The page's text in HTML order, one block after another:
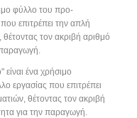
φύλλο του προ-
επιτρέπει την απλή
τον ακριβή αριθμό
ένα χρήσιμο
εργασίας που επιτρέπει
θέτοντας τον ακριβή
για την παραγωγή.